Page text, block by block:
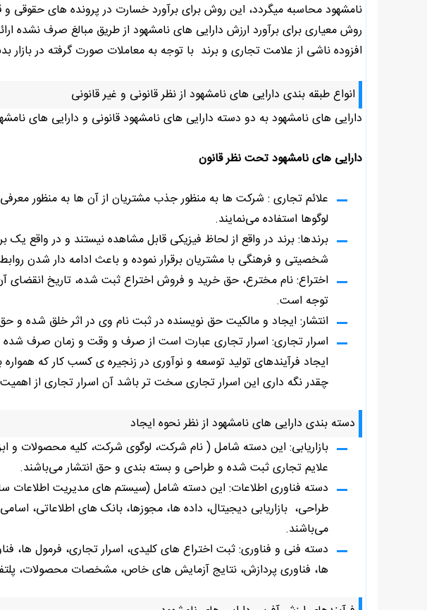
نامشهود محاسبه میگردد، این روش برای برآورد خسارت در پرونده های حقوقی و
روش معیاری برای برآورد ارزش دارایی های نامشهود از طریق مبالغ صرف نشده
افزوده ناشی از علامت تجاری و برند با توجه به معاملات صورت گرفته در
انواع طبقه بندی دارایی های نامشهود از نظر قانونی و غیر قانونی
دارایی های نامشهود به دو دسته دارایی های نامشهود قانونی و دارایی های
دارایی های نامشهود تحت نظر قانون
علائم تجاری : شرکت ها به منظور جذب مشتریان از آن ها به منظور
لوگوها استفاده می‌نمایند.
برندها: برند در واقع از لحاظ فیزیکی قابل مشاهده نیستند و در واقع یک
شخصیتی و فرهنگی با مشتریان برقرار نموده و باعث ادامه دار شدن
اختراع: نام مخترع، حق خرید و فروش اختراع ثبت شده، تاریخ انقضای
توجه است.
انتشار: ایجاد و مالکیت حق نویسنده در ثبت نام وی در اثر خلق شده و حق
اسرار تجاری: اسرار تجاری عبارت است از صرف و وقت و زمان صرف
ایجاد فرآیندهای تولید توسعه و نوآوری در زنجیره ی کسب کار که
چقدر نگه داری این اسرار تجاری سخت تر باشد آن اسرار تجاری از
دسته بندی دارایی های نامشهود از نظر نحوه ایجاد
بازاریابی: این دسته شامل ( نام شرکت، لوگوی شرکت، کلیه محصولات و
علایم تجاری ثبت شده و طراحی و بسته بندی و حق انتشار می‌باشند.
دسته فناوری اطلاعات: این دسته شامل (سیستم های مدیریت اطلاعات
طراحی، بازاریابی دیجیتال، داده ها، مجوزها، بانک های اطلاعاتی، اسامی
می‌باشند.
دسته فنی و فناوری: ثبت اختراع های کلیدی، اسرار تجاری، فرمول ها،
ها، فناوری پردازش، نتایج آزمایش های خاص، مشخصات محصولات،